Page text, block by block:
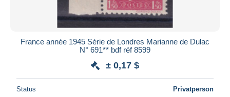
France année 1945 Série de Londres Marianne de Dulac
N° 691** bdf réf 8599
± 0,17 $
Status Privatperson